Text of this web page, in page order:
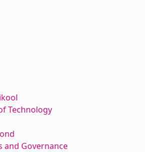
Technology
and Governance